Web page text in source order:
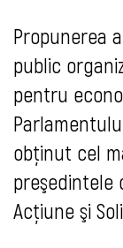
Propunerea
public
pentru
obținut cel
preşedintele
Acţiune şi